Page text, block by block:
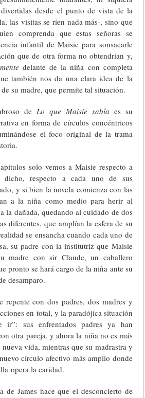
desde el punto de vista de la
las visitas se ríen nada más-, sino que
comprenda que estas señoras se
infantil de Maisie para sonsacarle
que de otra forma no obtendrían y,
delante de la niña con completa
también nos da una clara idea de la
su madre, que permite tal situación.
de Lo que Maisie sabía es su
en forma de círculos concéntricos
el foco original de la trama
solo vemos a Maisie respecto a
dicho, respecto a cada uno de sus
y si bien la novela comienza con las
a la niña como medio para herir al
la dañada, quedando al cuidado de dos
diferentes, que amplían la esfera de su
se ensancha cuando cada uno de
su padre con la institutriz que Maisie
madre con sir Claude, un caballero
pronto se hará cargo de la niña ante su
desamparo.
repente con dos padres, dos madres y
en total, y la paradójica situación
ir”: sus enfrentados padres ya han
otra pareja, y ahora la niña no es más
vida, mientras que su madrastra y
círculo afectivo más amplio donde
opera la caridad.
de James hace que el desconcierto de